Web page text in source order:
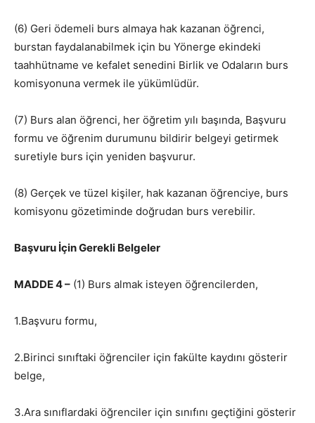
(6) Geri ödemeli burs almaya hak kazanan öğrenci,
burstan faydalanabilmek için bu Yönerge ekindeki
taahhütname ve kefalet senedini Birlik ve Odaların burs
komisyonuna vermek ile yükümlüdür.
(7) Burs alan öğrenci, her öğretim yılı başında, Başvuru
formu ve öğrenim durumunu bildirir belgeyi getirmek
suretiyle burs için yeniden başvurur.
(8) Gerçek ve tüzel kişiler, hak kazanan öğrenciye, burs
komisyonu gözetiminde doğrudan burs verebilir.
Başvuru İçin Gerekli Belgeler
MADDE 4 – (1) Burs almak isteyen öğrencilerden,
1.Başvuru formu,
2.Birinci sınıftaki öğrenciler için fakülte kaydını gösterir
belge,
3.Ara sınıflardaki öğrenciler için sınıfını geçtiğini gösterir